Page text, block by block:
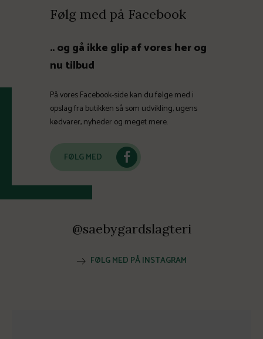
Følg med på Facebook
.. og gå ikke glip af vores her og
nu tilbud
På vores Facebook-side kan du følge med i
opslag fra butikken så som udvikling, ugens
kødvarer, nyheder og meget mere.
FØLG MED
@saebygardslagteri
FØLG MED PÅ INSTAGRAM